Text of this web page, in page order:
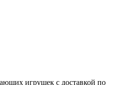
игрушек с доставкой по